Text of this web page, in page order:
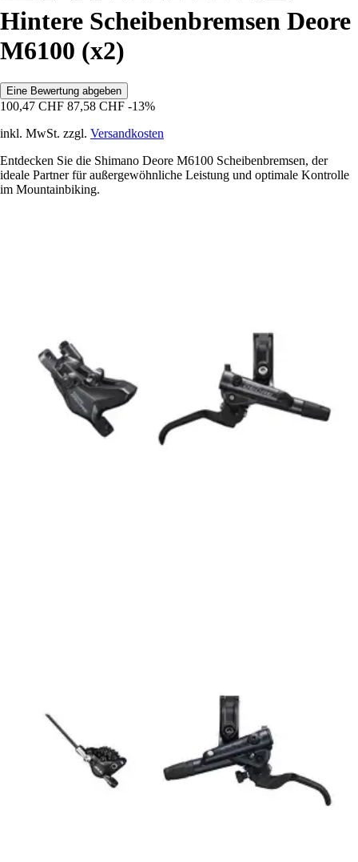
Hintere Scheibenbremsen Deore
M6100 (x2)
Eine Bewertung abgeben
100,47 CHF 87,58 CHF -13%
inkl. MwSt. zzgl. Versandkosten
Entdecken Sie die Shimano Deore M6100 Scheibenbremsen, der
ideale Partner für außergewöhnliche Leistung und optimale Kontrolle
im Mountainbiking.